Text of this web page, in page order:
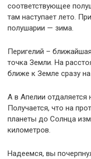
соответствующее
там наступает лето.
полушарии — зима.
Перигелий –
точка Земли. На
ближе к Земле сразу
А в Апелии отдаляется
Получается, что на
планеты до Солнца
километров.
Надеемся, вы